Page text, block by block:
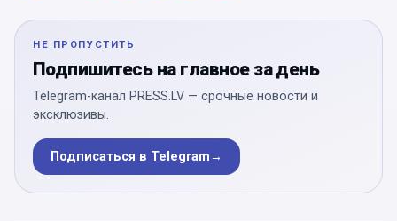
НЕ ПРОПУСТИТЬ
Подпишитесь на главное за день
Telegram-канал PRESS.LV — срочные новости и
эксклюзивы.
Подписаться в Telegram→